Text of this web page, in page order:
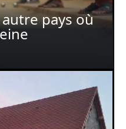
pays où